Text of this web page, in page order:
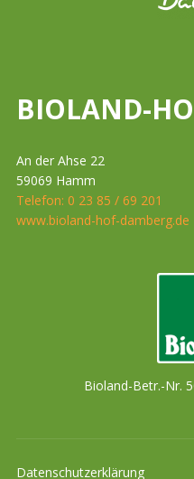
BIOLAND-
An der Ahse 22
59069 Hamm
Telefon: 0 23 85 / 69 201
www.bioland-hof-damberg.de
Bioland-Betr.-Nr.
Datenschutzerklärung